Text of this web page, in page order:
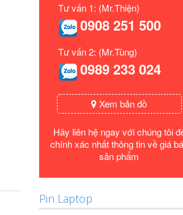
Tư vấn 1: (Mr.Thiện)
0908 251 500
Tư vấn 2: (Mr.Tùng)
0989 233 024
Xem bản đồ
Hãy liên hệ ngay với chúng tôi
chính xác nhất thông tin về giá
sản phẩm
Pin Laptop